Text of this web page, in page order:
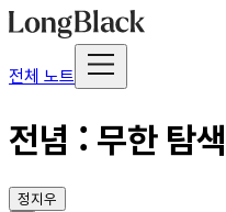
전체 노트
전념 : 무한 탐
정지우